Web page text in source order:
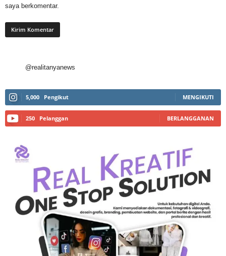
saya berkomentar.
@realitanyanews
5,000 Pengikut MENGIKUTI
250 Pelanggan BERLANGGANAN